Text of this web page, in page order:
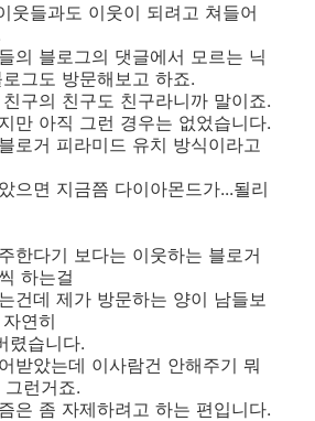
웃들과도 이웃이 되려고 쳐들어
의 블로그의 댓글에서 모르는 닉
그도 방문해보고 하죠.
구의 친구도 친구라니까 말이죠.
만 아직 그런 경우는 없었습니다.
로거 피라미드 유치 방식이라고
으면 지금쯤 다이아몬드가...될리
한다기 보다는 이웃하는 블로거
하는걸
건데 제가 방문하는 양이 남들보
연히
렸습니다.
받았는데 이사람건 안해주기 뭐
런거죠.
은 좀 자제하려고 하는 편입니다.